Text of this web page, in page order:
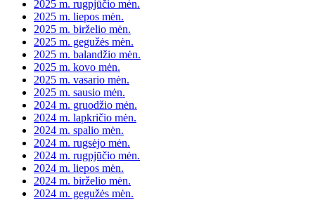
2025 m. rugpjūčio mėn.
2025 m. liepos mėn.
2025 m. birželio mėn.
2025 m. gegužės mėn.
2025 m. balandžio mėn.
2025 m. kovo mėn.
2025 m. vasario mėn.
2025 m. sausio mėn.
2024 m. gruodžio mėn.
2024 m. lapkričio mėn.
2024 m. spalio mėn.
2024 m. rugsėjo mėn.
2024 m. rugpjūčio mėn.
2024 m. liepos mėn.
2024 m. birželio mėn.
2024 m. gegužės mėn.